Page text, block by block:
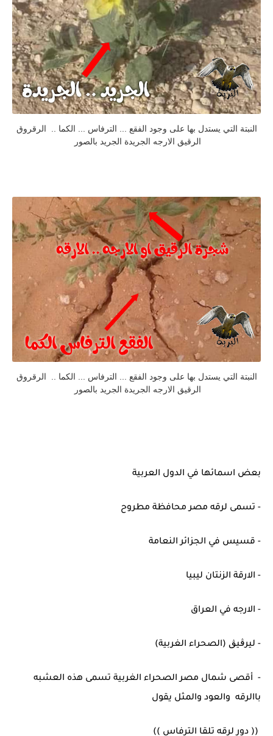
النبتة التي يستدل بها على وجود الفقع ... الترفاس ... الكما .. الرقروق
الرقيق الارجه الجريدة الجريد بالصور
النبتة التي يستدل بها على وجود الفقع ... الترفاس ... الكما .. الرقروق
الرقيق الارجه الجريدة الجريد بالصور
بعض اسمائها في الدول العربية
- تسمى لرقه مصر محافظة مطروح
- قسيس في الجزائر النعامة
- الارقة الزنتان ليبيا
- الارجه في العراق
- ليرڨيڨ (الصحراء الغربية)
- أقصى شمال مصر الصحراء الغربية تسمى هذه العشبه
باالرقه والعود والمثل يقول
(( دور لرقه تلقا الترفاس ))